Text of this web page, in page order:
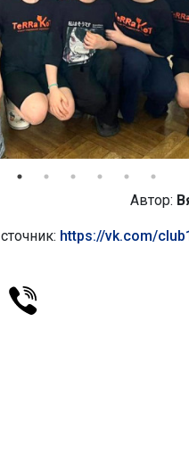
Автор:
https://vk.com/